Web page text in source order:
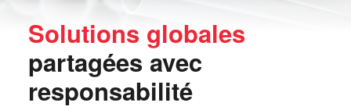
Solutions globales
partagées avec
responsabilité